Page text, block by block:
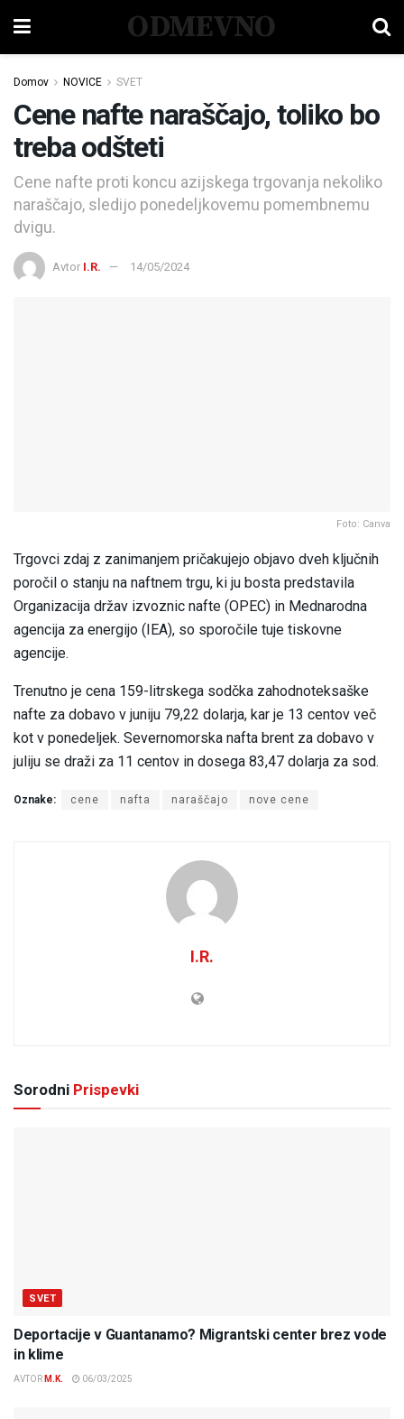
ODMEVNO
Domov NOVICE SVET
Cene nafte naraščajo, toliko bo
treba odšteti
Cene nafte proti koncu azijskega trgovanja nekoliko
naraščajo, sledijo ponedeljkovemu pomembnemu
dvigu.
Avtor I.R. 14/05/2024
Foto: Canva
Trgovci zdaj z zanimanjem pričakujejo objavo dveh ključnih
poročil o stanju na naftnem trgu, ki ju bosta predstavila
Organizacija držav izvoznic nafte (OPEC) in Mednarodna
agencija za energijo (IEA), so sporočile tuje tiskovne
agencije.
Trenutno je cena 159-litrskega sodčka zahodnoteksaške
nafte za dobavo v juniju 79,22 dolarja, kar je 13 centov več
kot v ponedeljek. Severnomorska nafta brent za dobavo v
juliju se draži za 11 centov in dosega 83,47 dolarja za sod.
Oznake: cene nafta naraščajo nove cene
I.R.
Sorodni Prispevki
SVET
Deportacije v Guantanamo? Migrantski center brez vode
in klime
AVTOR M.K. 06/03/2025